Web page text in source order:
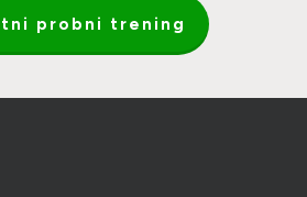
probni trening